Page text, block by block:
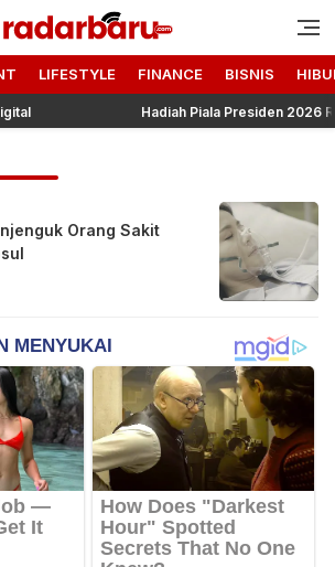
radarbaru.com
Berita Terbaru dan
Hari Ini
LIFESTYLE FINANCE BISNIS
Hadiah Piala Presiden 2026
Orang Sakit